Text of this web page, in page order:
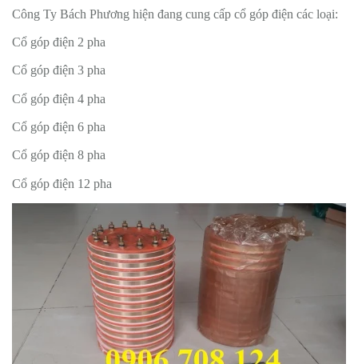
Công Ty Bách Phương hiện đang cung cấp cổ góp điện các loại:
Cổ góp điện 2 pha
Cổ góp điện 3 pha
Cổ góp điện 4 pha
Cổ góp điện 6 pha
Cổ góp điện 8 pha
Cổ góp điện 12 pha